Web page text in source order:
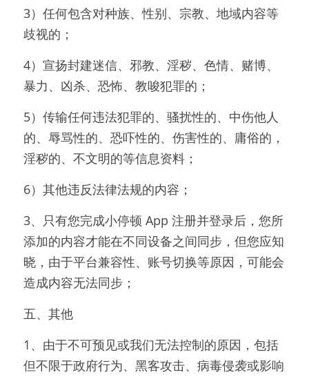
3）任何包含对种族、性别、宗教、地域内容等
歧视的；
4）宣扬封建迷信、邪教、淫秽、色情、赌博、
暴力、凶杀、恐怖、教唆犯罪的；
5）传输任何违法犯罪的、骚扰性的、中伤他人
的、辱骂性的、恐吓性的、伤害性的、庸俗的，
淫秽的、不文明的等信息资料；
6）其他违反法律法规的内容；
3、只有您完成小停顿 App 注册并登录后，您所
添加的内容才能在不同设备之间同步，但您应知
晓，由于平台兼容性、账号切换等原因，可能会
造成内容无法同步；
五、其他
1、由于不可预见或我们无法控制的原因，包括
但不限于政府行为、黑客攻击、病毒侵袭或影响